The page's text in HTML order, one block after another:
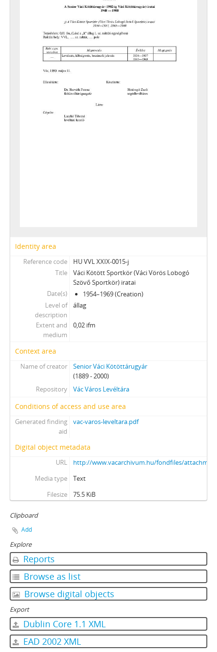
[Fonds] 0051 - A Észak-Dunántúli Áramszolgáltató Vállalat (ÉDÁSZ) Esztergomi Igazgatósága Váci Üzemvezetőségének iratai, 1960–1988
[Fonds] 0071 - Erdei Termék Vállakozás Rt. (korábban Erdei Termékeket Feldolgozó és Értékesítő Vállalat Váci Üdítőital Üzemének) iratai, 1975–1994
[Fonds] 0201 - A Vác és Környéke Élelmiszer Kiskereskedelmi Vállalat (1960-ig Vác és Környéke Népbolt Vállalat) iratai, 1952–1995
[Fonds] 0202 - A Váci Vendéglátóipari Vállalat iratai, 1952–1966
[Fonds] 0301 - A Pest Megyei Duna Volán Vállalat Gödöllői Üzemigazgatósága Váci Főnökségének (1986-ig Volán 1. sz. Vállalat 12. sz. Üzemegysége) iratai, 1975–1989
[Fonds] 0401 - A Magyar Nemzeti Bank Váci Fiókjának iratai, 1949–1982
[Fonds] 0501 - A Váci Állami Állattenyésztő Állomás iratai, 1953–1954
[Fonds] 0502 - A Váci Erdőgazdaság Nemzeti Vállalat iratai, 1946–1950
[Fonds] 0503 - A Váci Kertészeti Vállalat iratai, 1954–1959
[Fonds] 0504 - A Váci Mezőgazdasági Technikum Tangazdaságának (1955-ig Váci Állattenyésztési és Kertészeti Technikumok Tangazdasága) iratai, 1953–1967
Identity area
Reference code
HU VVL XXIX-0015-j
Title
Váci Kötött Sportkör (Váci Vörös Lobogó
Szövő Sportkör) iratai
Date(s)
1954–1969 (Creation)
Level of
description
állag
Extent and
medium
0,02 ifm
Context area
Name of creator
Senior Váci Kötöttárugyár
(1889 - 2000)
Repository
Vác Város Levéltára
Conditions of access and use area
Generated finding
aid
vac-varos-leveltara.pdf
Digital object metadata
URL
http://www.vacarchivum.hu/fondfiles/
Media type
Text
Filesize
75.5 KiB
Clipboard
Add
Explore
Reports
Browse as list
Browse digital objects
Export
Dublin Core 1.1 XML
EAD 2002 XML